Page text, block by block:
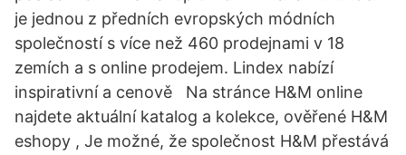
je jednou z předních evropských módních
společností s více než 460 prodejnami v 18
zemích a s online prodejem. Lindex nabízí
inspirativní a cenově Na stránce H&M online
najdete aktuální katalog a kolekce, ověřené H&M
eshopy , Je možné, že společnost H&M přestává